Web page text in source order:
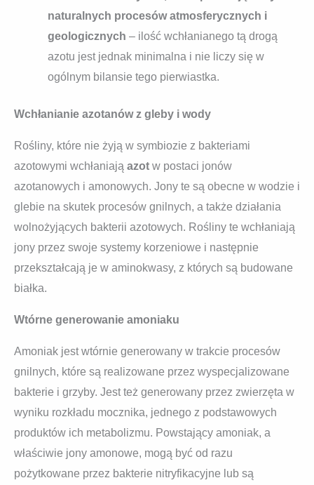
naturalnych procesów atmosferycznych i
geologicznych – ilość wchłanianego tą drogą
azotu jest jednak minimalna i nie liczy się w
ogólnym bilansie tego pierwiastka.
Wchłanianie azotanów z gleby i wody
Rośliny, które nie żyją w symbiozie z bakteriami
azotowymi wchłaniają azot w postaci jonów
azotanowych i amonowych. Jony te są obecne w wodzie i
glebie na skutek procesów gnilnych, a także działania
wolnożyjących bakterii azotowych. Rośliny te wchłaniają
jony przez swoje systemy korzeniowe i następnie
przekształcają je w aminokwasy, z których są budowane
białka.
Wtórne generowanie amoniaku
Amoniak jest wtórnie generowany w trakcie procesów
gnilnych, które są realizowane przez wyspecjalizowane
bakterie i grzyby. Jest też generowany przez zwierzęta w
wyniku rozkładu mocznika, jednego z podstawowych
produktów ich metabolizmu. Powstający amoniak, a
właściwie jony amonowe, mogą być od razu
pożytkowane przez bakterie nitryfikacyjne lub są